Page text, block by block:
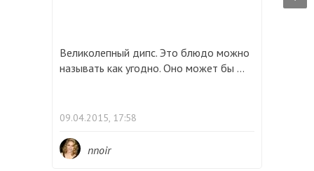
Великолепный дипс. Это блюдо можно
называть как угодно. Оно может бы ...
09.04.2015, 17:58
nnoir